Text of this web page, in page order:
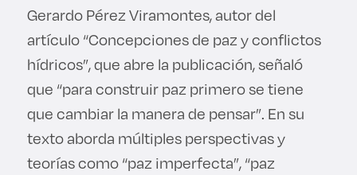
Gerardo Pérez Viramontes, autor del
artículo “Concepciones de paz y conflictos
hídricos”, que abre la publicación, señaló
que “para construir paz primero se tiene
que cambiar la manera de pensar”. En su
texto aborda múltiples perspectivas y
teorías como “paz imperfecta”, “paz